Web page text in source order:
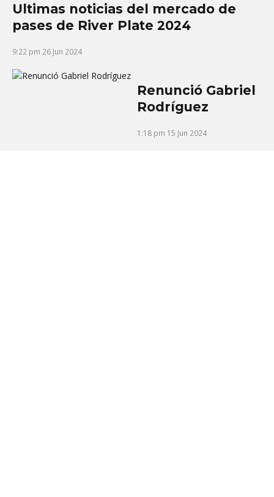
Ultimas noticias del mercado de
pases de River Plate 2024
9:22 pm 26 Jun 2024
Renunció Gabriel
Rodríguez
1:18 pm 15 Jun 2024